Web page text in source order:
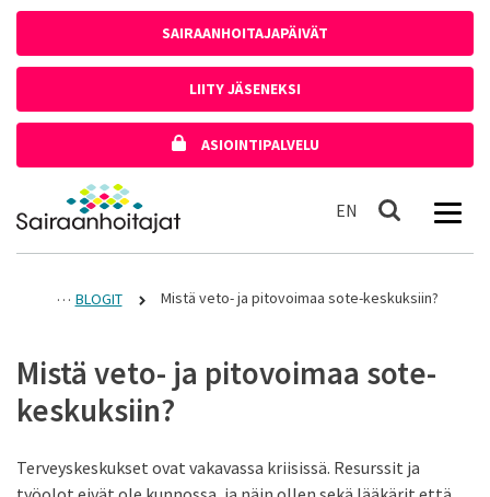
SAIRAANHOITAJAPÄIVÄT
LIITY JÄSENEKSI
ASIOINTIPALVELU
Etusivulle
EN In English
Haku
BLOGIT Mistä veto- ja pitovoimaa sote-keskuksiin?
Mistä veto- ja pitovoimaa sote-
keskuksiin?
Terveyskeskukset ovat vakavassa kriisissä. Resurssit ja